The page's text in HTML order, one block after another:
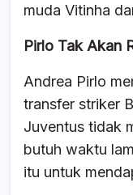
muda Vitinha
Pirlo Tak Akan
Andrea Pirlo
transfer striker
Juventus tidak
butuh waktu
itu untuk